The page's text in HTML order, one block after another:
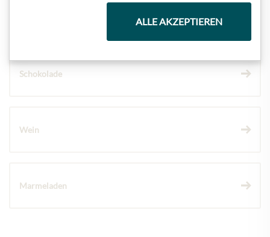
Schokolade
Wein
Marmeladen
ALLE AKZEPTIEREN